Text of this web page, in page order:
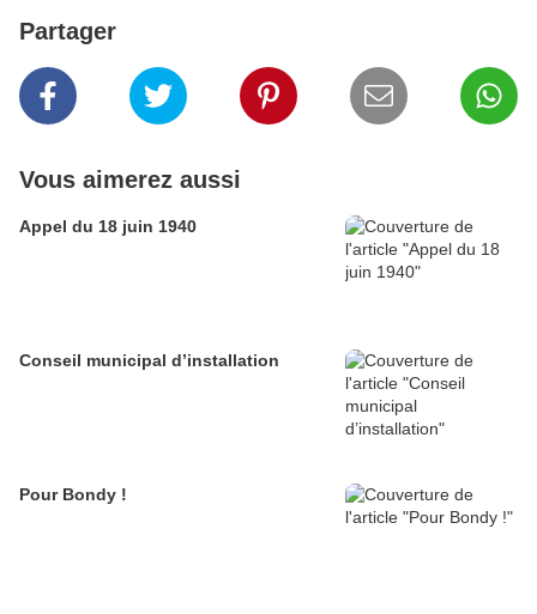
Partager
Vous aimerez aussi
Appel du 18 juin 1940
Conseil municipal d’installation
Pour Bondy !